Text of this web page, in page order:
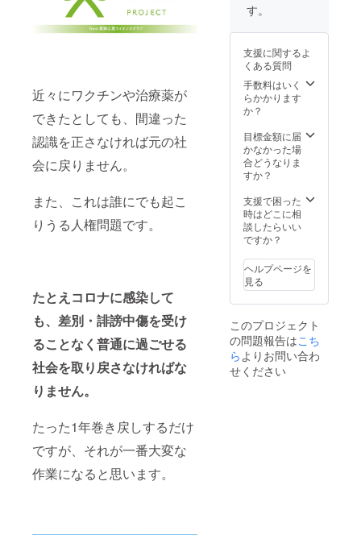
近々にワクチンや治療薬が
できたとしても、間違った
認識を正さなければ元の社
会に戻りません。
また、これは誰にでも起こ
りうる人権問題です。
たとえコロナに感染して
も、差別・誹謗中傷を受け
ることなく普通に過ごせる
社会を取り戻さなければな
りません。
たった1年巻き戻しするだけ
ですが、それが一番大変な
作業になると思います。
動画の
ロール
にお名
前を掲
載しま
す。 ※
画のエ
ンド
ロール
表示希
名前を
備考欄
にご記
入くだ
※限定数
量10個
のリ
ターン
ます。
す。
支援に関するよ
くある質問
手数料はいく
らかかります
か？
目標金額に届
かなかった場
合どうなりま
すか？
支援で困った
時はどこに相
談したらいい
ですか？
ヘルプページを
見る
このプロジェクト
の問題報告はこち
ら よりお問い合わ
せください